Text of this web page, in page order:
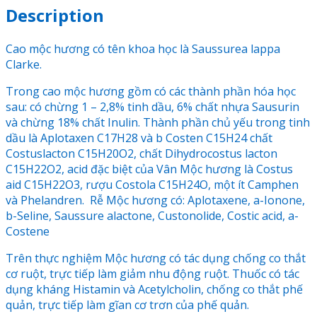
Description
Cao mộc hương có tên khoa học là Saussurea lappa
Clarke.
Trong cao mộc hương gồm có các thành phần hóa học
sau: có chừng 1 – 2,8% tinh dầu, 6% chất nhựa Sausurin
và chừng 18% chất Inulin. Thành phần chủ yếu trong tinh
dầu là Aplotaxen C17H28 và b Costen C15H24 chất
Costuslacton C15H20O2, chất Dihydrocostus lacton
C15H22O2, acid đặc biệt của Vân Mộc hương là Costus
aid C15H22O3, rượu Costola C15H24O, một ít Camphen
và Phelandren. Rễ Mộc hương có: Aplotaxene, a-Ionone,
b-Seline, Saussure alactone, Custonolide, Costic acid, a-
Costene
Trên thực nghiệm Mộc hương có tác dụng chống co thắt
cơ ruột, trực tiếp làm giảm nhu động ruột. Thuốc có tác
dụng kháng Histamin và Acetylcholin, chống co thắt phế
quản, trực tiếp làm gĩan cơ trơn của phế quản.